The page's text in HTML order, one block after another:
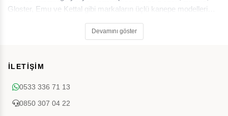
Gloster, Emu ve Kettal gibi markaların üçlü kanepe modelleri
arasından bahçenize uygun olanı seçebilirsiniz.
Devamını göster
İLETİŞİM
0533 336 71 13
0850 307 04 22